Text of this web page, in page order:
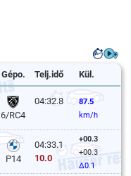
Gépo. Telj.idő Kül.
6/RC4
04:32.8
87.5
km/h
P14
04:33.1
10.0
+00.3
+00.3
Δ0.1